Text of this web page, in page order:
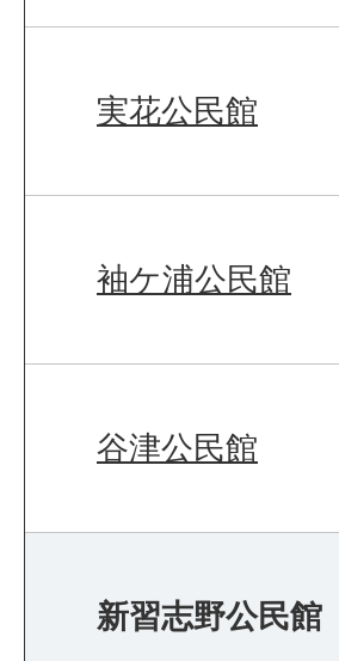
実花公民館
袖ケ浦公民館
谷津公民館
新習志野公民館